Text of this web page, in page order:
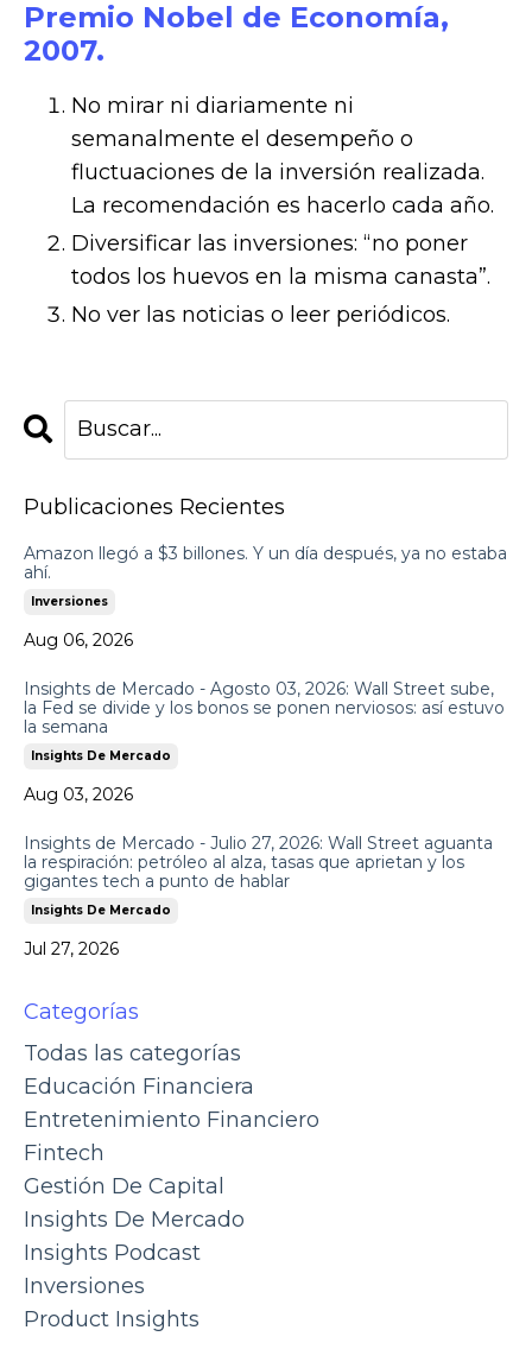
Premio Nobel de Economía,
2007.
No mirar ni diariamente ni
semanalmente el desempeño o
fluctuaciones de la inversión realizada.
La recomendación es hacerlo cada año.
Diversificar las inversiones: “no poner
todos los huevos en la misma canasta”.
No ver las noticias o leer periódicos.
Publicaciones Recientes
Amazon llegó a $3 billones. Y un día después, ya no estaba
ahí.
Inversiones
Aug 06, 2026
Insights de Mercado - Agosto 03, 2026: Wall Street sube,
la Fed se divide y los bonos se ponen nerviosos: así estuvo
la semana
Insights De Mercado
Aug 03, 2026
Insights de Mercado - Julio 27, 2026: Wall Street aguanta
la respiración: petróleo al alza, tasas que aprietan y los
gigantes tech a punto de hablar
Insights De Mercado
Jul 27, 2026
Categorías
Todas las categorías
Educación Financiera
Entretenimiento Financiero
Fintech
Gestión De Capital
Insights De Mercado
Insights Podcast
Inversiones
Product Insights